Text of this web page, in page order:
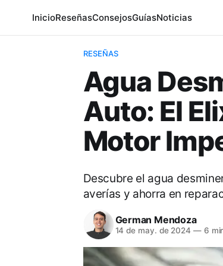
InicioReseñasConsejosGuíasNoticias
RESEÑAS
Agua
Auto: El
Motor
Descubre el agua
averías y ahorra en
German Mendoza
14 de may. de 2024 —6